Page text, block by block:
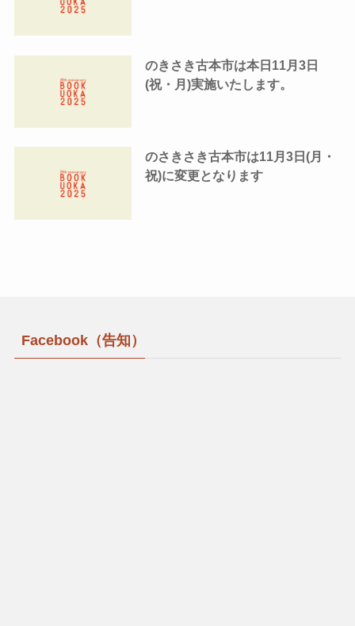
のきさき古本市は本日11月3日
(祝・月)実施いたします。
のさきさき古本市は11月3日(月・
祝)に変更となります
Facebook（告知）